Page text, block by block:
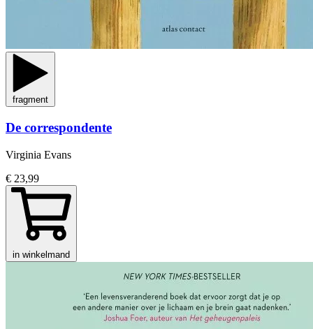
fragment
De correspondente
Virginia Evans
€ 23,99
in winkelmand